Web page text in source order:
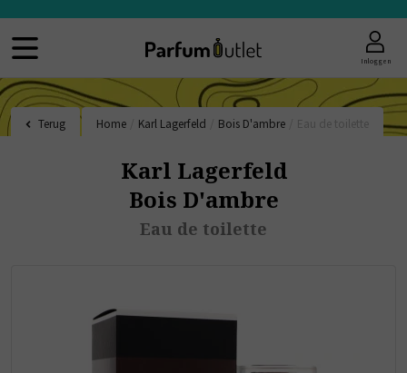
Inloggen
Terug Home Karl Lagerfeld Bois D'ambre
Karl Lagerfeld
Bois D'ambre
Eau de toilette